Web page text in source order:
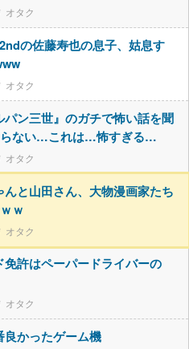
オタク
の佐藤寿也の息子、姑息す
オタク
パン三世』のガチで怖い話を聞
らない…これは…怖すぎる…
オタク
んと山田さん、大物漫画家たち
ｗ
オタク
許はペーパードライバーの
オタク
かったゲーム機